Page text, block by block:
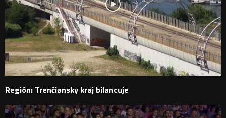
Región: Trenčiansky kraj bilancuje